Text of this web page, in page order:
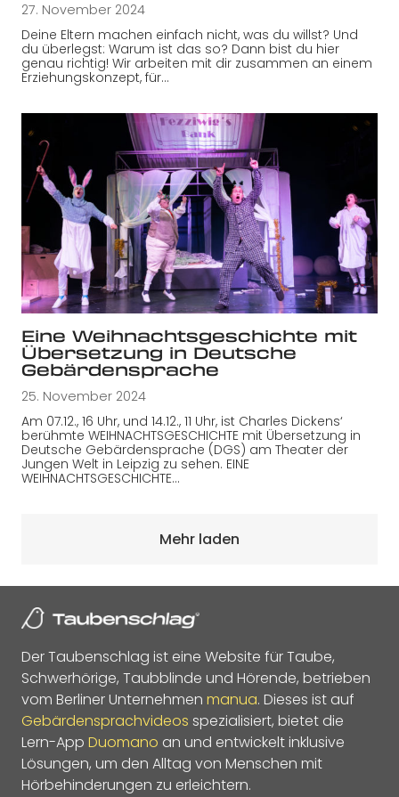
27. November 2024
Deine Eltern machen einfach nicht, was du willst? Und
du überlegst: Warum ist das so? Dann bist du hier
genau richtig! Wir arbeiten mit dir zusammen an einem
Erziehungskonzept, für…
Eine Weihnachtsgeschichte mit
Übersetzung in Deutsche
Gebärdensprache
25. November 2024
Am 07.12., 16 Uhr, und 14.12., 11 Uhr, ist Charles Dickens‘
berühmte WEIHNACHTSGESCHICHTE mit Übersetzung in
Deutsche Gebärdensprache (DGS) am Theater der
Jungen Welt in Leipzig zu sehen. EINE
WEIHNACHTSGESCHICHTE…
Mehr laden
Der Taubenschlag ist eine Website für Taube,
Schwerhörige, Taubblinde und Hörende, betrieben
vom Berliner Unternehmen manua. Dieses ist auf
Gebärdensprachvideos spezialisiert, bietet die
Lern-App Duomano an und entwickelt inklusive
Lösungen, um den Alltag von Menschen mit
Hörbehinderungen zu erleichtern.